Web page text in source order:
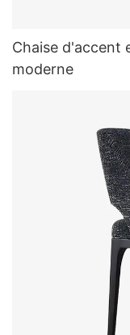
Chaise d'accent
moderne